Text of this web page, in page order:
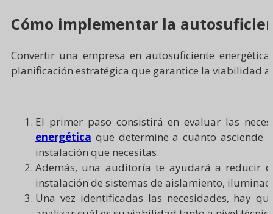
Cómo implementar la
Convertir una empresa en autosuficiente
planificación estratégica que garantice la viabilidad
El primer paso consistirá en evaluar las
energética que determine a cuánto asciende
instalación que necesitas.
Además, una auditoría te ayudará a reducir
instalación de sistemas de aislamiento,
Una vez identificadas las necesidades, hay